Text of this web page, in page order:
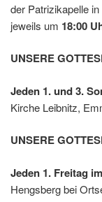
der Patrizikapelle
jeweils um 18:00
UNSERE
Jeden 1. und 3.
Kirche Leibnitz,
UNSERE
Jeden 1. Freitag
Hengsberg bei